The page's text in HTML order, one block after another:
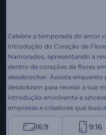
Celebre a temporada do amor
Introdução do Coração de
Namorados, apresentando a
dentro de corações de flores
desabrochar. Assista enquanto
desdobram para revelar a sua
introdução envolvente e
empresas e criadores que
e carinho durante a temporada
Namorados. Personalize com o
16:9 9:16